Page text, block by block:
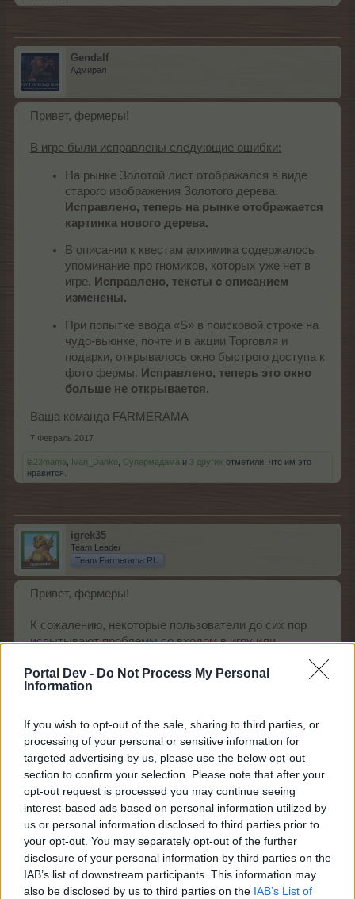
Portal Dev - Do Not Process My Personal
Information
If you wish to opt-out of the sale, sharing to third parties, or
processing of your personal or sensitive information for
targeted advertising by us, please use the below opt-out
section to confirm your selection. Please note that after your
opt-out request is processed you may continue seeing
interest-based ads based on personal information utilized by
us or personal information disclosed to third parties prior to
your opt-out. You may separately opt-out of the further
disclosure of your personal information by third parties on the
IAB’s list of downstream participants. This information may
also be disclosed by us to third parties on the IAB’s List of
Gendalf
Адмирал
Привет, фермеры!
В игре были исправлены следующие ошибки:
На рынке Золотой лист отображался в виде
старого изображения Золотого дерева.
Исправлено, теперь на рынке отображается
картинка нового дерева.
В описании к квестам алхимика содержалось
упоминание про гномиков, которых уже нет в
игре. Исправлено, тексты с описанием
изменены.
При попытке ввода «S» в поисковой строке на
чудо-вьюнке, почте и в акции Торговля и
подарки, открывалось окно быстрого доступа к
фото фермы. Исправлено, теперь это окно
больше не открывается.
Ваша команда FARMERAMA
7 Февраль 2017
la23mama Ivan_Danko Супермадама и 3 других отметили, что им это
нравится.
igrek35
Team Leader
Team Farmerama RU
Привет, фермеры!
К сожалению, некоторые пользователи до сих пор
испытывают проблемы со входом в игру или
курсе проблемы и работают над её устранением. С
этим же связано изменение изображений некоторых
Просим набраться терпения.
Ваша команда FARMERAMA
9 Февраль 2017
la23mama ,leb.olga ,elena1337и4 других отметили, что им это нравится.
Gendalf
Адмирал